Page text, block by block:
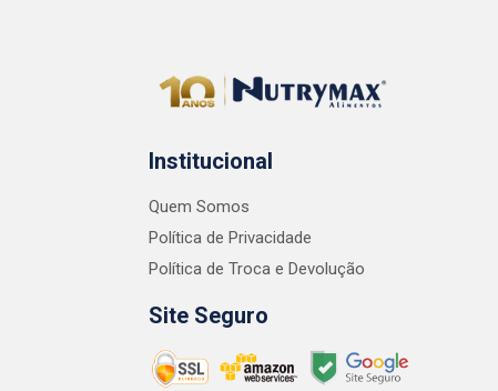
Institucional
Quem Somos
Política de Privacidade
Política de Troca e Devolução
Site Seguro